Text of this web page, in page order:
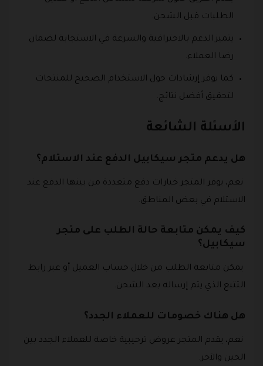
الطلبات قبل الشحن.
يتميز الدعم بالاحترافية والسرعة في الاستجابة لضمان
رضا العملاء.
كما يوفر إرشادات حول الاستخدام الصحيح للمنتجات
لتحقيق أفضل نتائج.
الأسئلة الشائعة
هل يدعم متجر سيكابيل الدفع عند الاستلام؟
نعم، يوفر المتجر خيارات دفع متعددة من بينها الدفع عند
الاستلام في بعض المناطق.
كيف يمكن متابعة حالة الطلب على متجر
سيكابيل؟
يمكن متابعة الطلب من خلال حساب العميل أو عبر رابط
التتبع الذي يتم إرساله بعد الشحن.
هل هناك خصومات للعملاء الجدد؟
نعم، يقدم المتجر عروض ترحيبية خاصة للعملاء الجدد بين
الحين والآخر.